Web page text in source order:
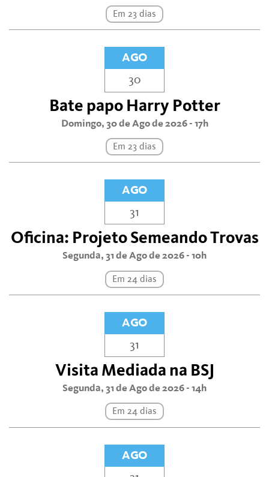
Em 23 dias
AGO
30
Bate papo Harry Potter
Domingo, 30 de Ago de 2026 - 17h
Em 23 dias
AGO
31
Oficina: Projeto Semeando Trovas
Segunda, 31 de Ago de 2026 - 10h
Em 24 dias
AGO
31
Visita Mediada na BSJ
Segunda, 31 de Ago de 2026 - 14h
Em 24 dias
AGO